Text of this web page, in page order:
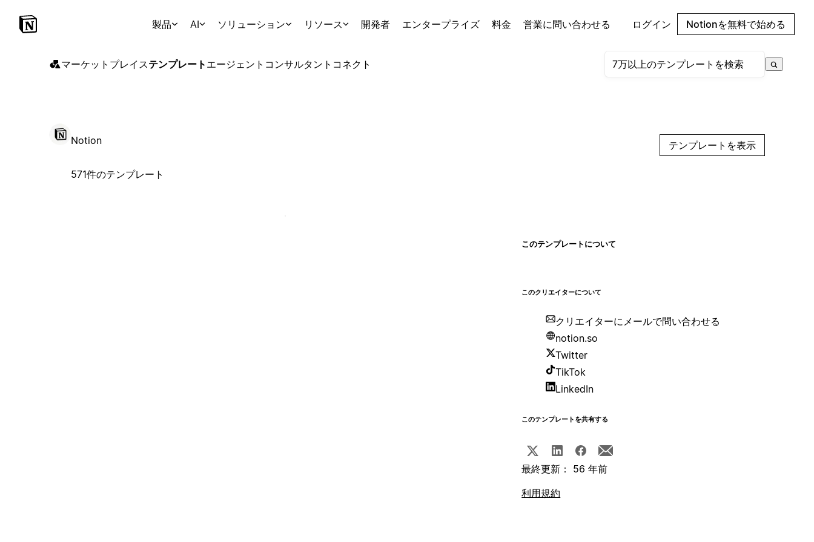
製品 AI ソリューション リソース 開発者 エンタープライズ 料金 営業に問い合わせる ログイン Notionを無料で始める
マーケットプレイステンプレート エージェント コンサルタント コネクト
Notion
571件のテンプレート
テンプレートを表示
このテンプレートについて
このクリエイターについて
クリエイターにメールで問い合わせる
notion.so
Twitter
TikTok
LinkedIn
このテンプレートを共有する
最終更新： 56 年前
利用規約